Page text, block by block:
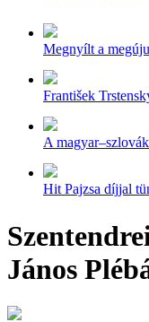
Megnyílt a
František
A
Hit Pajzsa díjjal
János